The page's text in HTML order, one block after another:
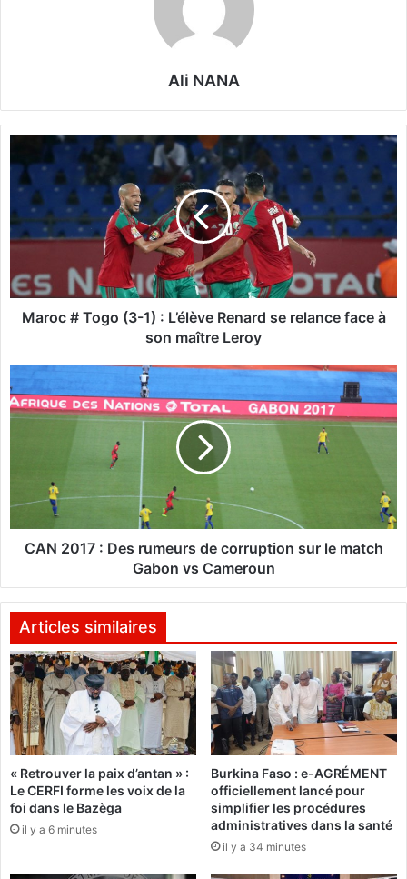
Ali NANA
a
c
#
o
g
1
)
l
e
r
d
s
e
r
e
l
a
n
c
Maroc # Togo (3-1) : L’élève Renard se relance face à
son maître Leroy
A
N
:
D
r
u
e
u
r
s
d
e
c
o
r
r
u
CAN 2017 : Des rumeurs de corruption sur le match
Gabon vs Cameroun
Articles similaires
« Retrouver la paix d’antan » :
Le CERFI forme les voix de la
foi dans le Bazèga
il y a 6 minutes
Burkina Faso : e-AGRÉMENT
officiellement lancé pour
simplifier les procédures
administratives dans la santé
il y a 34 minutes